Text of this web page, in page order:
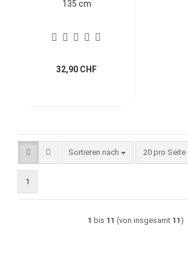
135 cm
32,90 CHF
Sortieren nach
Sortieren nach 20 pro Seite
pro Seite
1
1 bis 11 (von insgesamt 11)